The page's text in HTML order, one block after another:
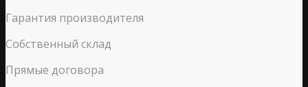
Гарантия производителя
Собственный склад
Прямые договора